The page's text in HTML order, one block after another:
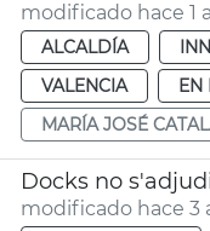
modificado hace 1
ALCALDÍA
VALENCIA
EN
MARÍA JOSÉ
Docks no
modificado hace 3